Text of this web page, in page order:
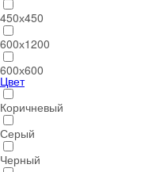
450х450
600х1200
600х600
Цвет
Коричневый
Серый
Черный